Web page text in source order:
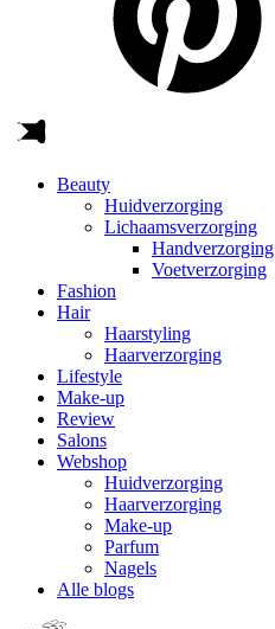
Beauty
Huidverzorging
Lichaamsverzorging
Handverzorging
Voetverzorging
Fashion
Hair
Haarstyling
Haarverzorging
Lifestyle
Make-up
Review
Salons
Webshop
Huidverzorging
Haarverzorging
Make-up
Parfum
Nagels
Alle blogs